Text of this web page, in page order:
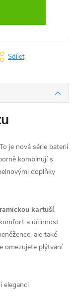
Sdílet
je nová série baterií
kombinují s
doplňky
kartuší,
a účinnost
ale také
omezujete plýtvání
eleganci